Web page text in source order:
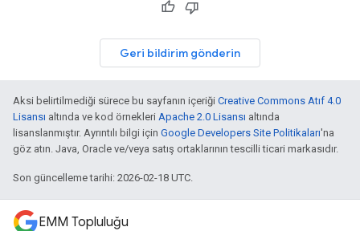
Geri bildirim gönderin
Aksi belirtilmediği sürece bu sayfanın içeriği Creative Commons Atıf 4.0
Lisansı altında ve kod örnekleri Apache 2.0 Lisansı altında
lisanslanmıştır. Ayrıntılı bilgi için Google Developers Site Politikaları'na
göz atın. Java, Oracle ve/veya satış ortaklarının tescilli ticari markasıdır.
Son güncelleme tarihi: 2026-02-18 UTC.
EMM Topluluğu